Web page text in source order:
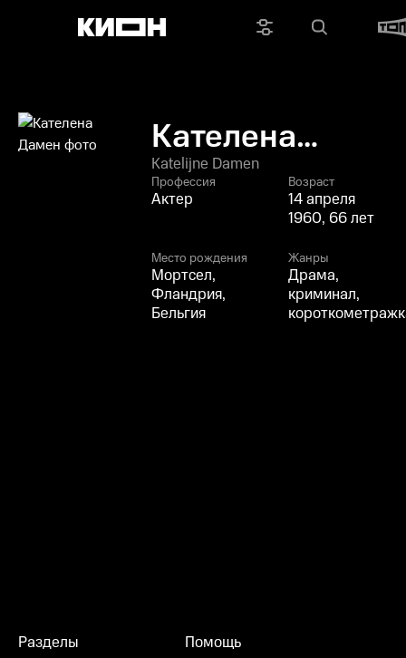
Кателена
Дамен
Katelijne Damen
Профессия
Актер
Возраст
14 апреля
1960, 66 лет
Место рождения
Мортсел,
Фландрия,
Бельгия
Жанры
Драма,
криминал,
Разделы Помощь